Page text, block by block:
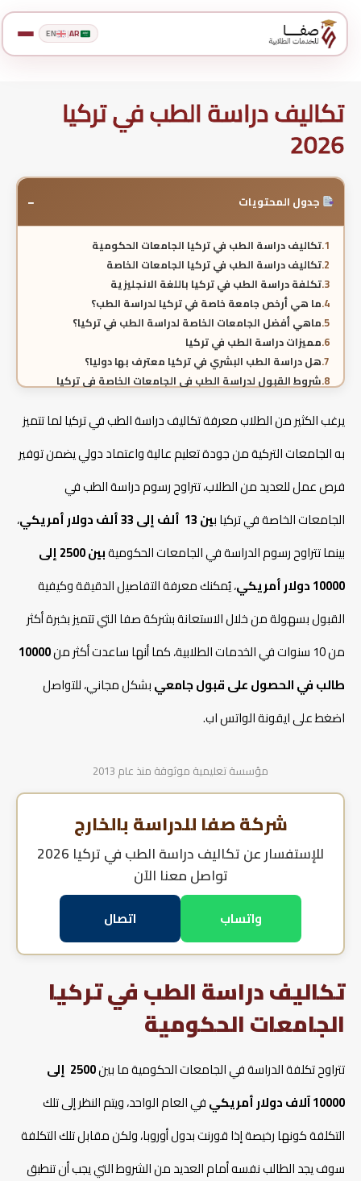
AR
|
EN
تكاليف دراسة الطب في تركيا
2026
جدول المحتويات −
تكاليف دراسة الطب في تركيا الجامعات الحكومية
تكاليف دراسة الطب في تركيا الجامعات الخاصة
تكلفة دراسة الطب في تركيا باللغة الانجليزية
ما هي أرخص جامعة خاصة في تركيا لدراسة الطب؟
ماهي أفضل الجامعات الخاصة لدراسة الطب في تركيا؟
مميزات دراسة الطب في تركيا
هل دراسة الطب البشري في تركيا معترف بها دوليا؟
شروط القبول لدراسة الطب في الجامعات الخاصة في تركيا
كيف ادرس الطب في تركيا؟
مميزات التسجيل عبر مكتب صفا
دراسة تصميم الأزياء في تركيا
شروط دراسة التمريض في تركيا
شروط دراسة الطيران في تركيا
يرغب الكثير من الطلاب معرفة تكاليف دراسة الطب في تركيا لما تتميز
به الجامعات التركية من جودة تعليم عالية واعتماد دولي يضمن توفير
فرص عمل للعديد من الطلاب، تتراوح رسوم دراسة الطب في
الجامعات الخاصة في تركيا بين 13 ألف إلى 33 ألف دولار أمريكي
،
بينما تتراوح رسوم الدراسة في الجامعات الحكومية
بين 2500 إلى
10000 دولار أمريكي
، يُمكنك معرفة التفاصيل الدقيقة وكيفية
القبول بسهولة من خلال الاستعانة بشركة صفا التي تتميز بخبرة أكثر
من 10 سنوات في الخدمات الطلابية، كما أنها ساعدت أكثر من
10000
طالب في الحصول على قبول جامعيبشكل مجاني، للتواصل
اضغط على ايقونة الواتس اب.
مؤسسة تعليمية موثوقة منذ عام 2013
شركة صفا للدراسة بالخارج
للإستفسار عنتكاليف دراسة الطب في تركيا 2026
تواصل معنا الآن
واتساب اتصال
تكاليف دراسة الطب في تركيا
الجامعات الحكومية
تتراوح تكلفة الدراسة في الجامعات الحكومية ما بين
2500 إلى
10000 آلاف دولار أمريكي
في العام الواحد، ويتم النظر إلى تلك
التكلفة كونها رخيصة إذا قورنت بدول أوروبا، ولكن مقابل تلك التكلفة
سوف يجد الطالب نفسه أمام العديد من الشروط التي يجب أن تنطبق